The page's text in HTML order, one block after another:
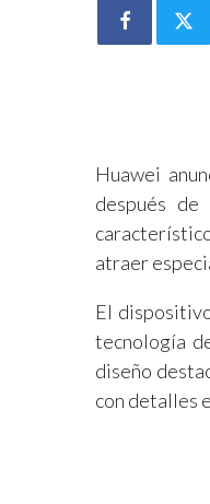
Huawei
después
atraer
El
tecnología
diseño
con detalles